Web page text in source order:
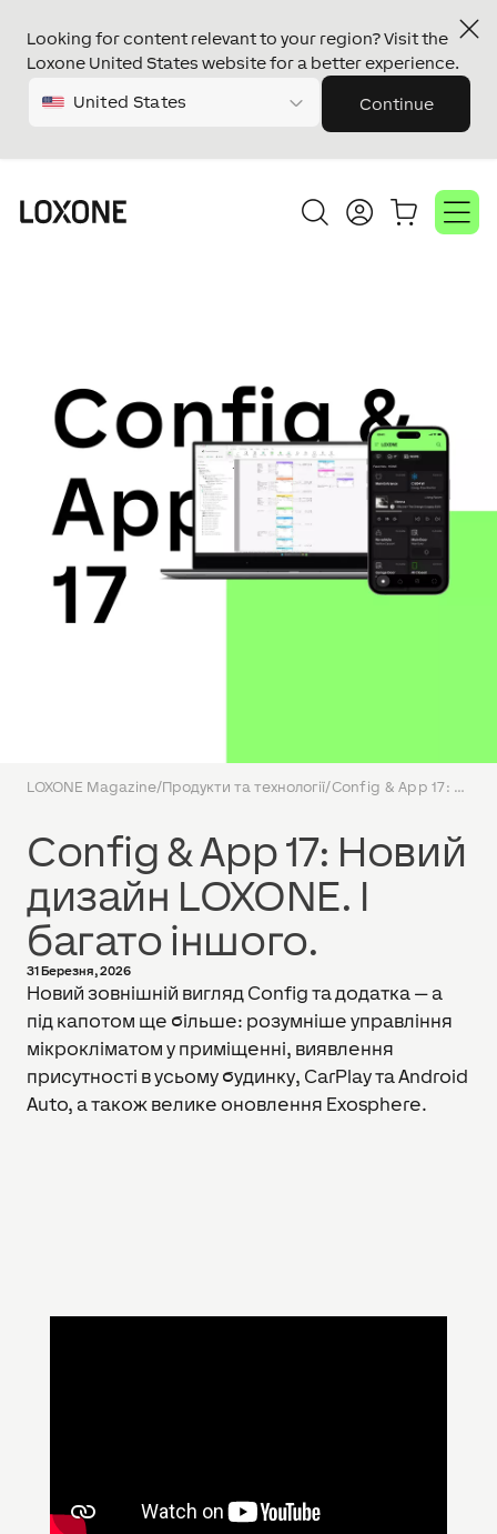
Looking for content relevant to your region? Visit the
Loxone United States website for a better experience.
United States Continue
LOXONE Magazine/Продукти та технології/ Config & App 17: Новий дизайн LOXONE. І багато іншого.
Config & App 17: Новий
дизайн LOXONE. І
багато іншого.
31 Березня, 2026
Новий зовнішній вигляд Config та додатка — а
під капотом ще більше: розумніше управління
мікрокліматом у приміщенні, виявлення
присутності в усьому будинку, CarPlay та Android
Auto, а також велике оновлення Exosphere.